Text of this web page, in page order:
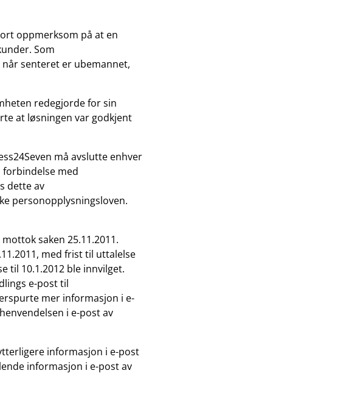
oppmerksom på at en
Som
senteret er ubemannet,
redegjorde for sin
at løsningen var godkjent
må avslutte enhver
med
dette av
personopplysningsloven.
saken 25.11.2011.
med frist til uttalelse
til 10.1.2012 ble innvilget.
e-post til
mer informasjon i e-
i e-post av
informasjon i e-post
informasjon i e-post av